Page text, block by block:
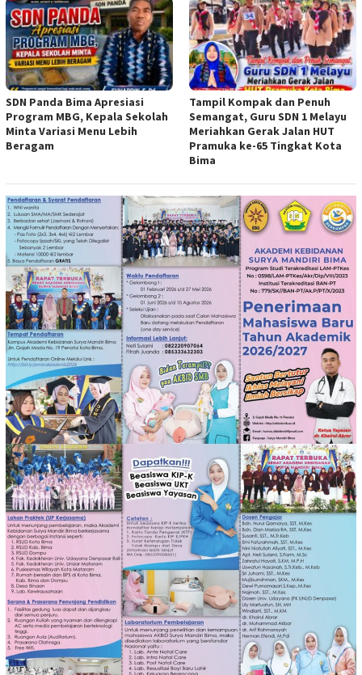
SDN Panda Bima Apresiasi
Program MBG, Kepala Sekolah
Minta Variasi Menu Lebih
Beragam
Tampil Kompak dan Penuh
Semangat, Guru SDN 1 Melayu
Meriahkan Gerak Jalan HUT
Pramuka ke-65 Tingkat Kota
Bima